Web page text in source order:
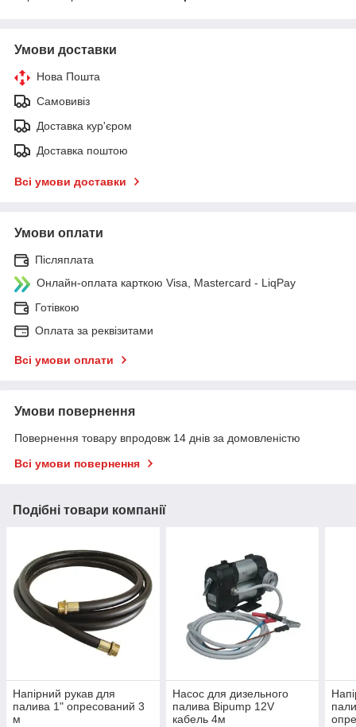
Умови доставки
Нова Пошта
Самовивіз
Доставка кур'єром
Доставка поштою
Всі умови доставки
Умови оплати
Післяплата
Онлайн-оплата карткою Visa, Mastercard - LiqPay
Готівкою
Оплата за реквізитами
Всі умови оплати
Умови повернення
Повернення товару впродовж 14 днів за домовленістю
Всі умови повернення
Подібні товари компанії
Напірний рукав для
палива 1" опресований 3
м
Насос для дизельного
палива Bipump 12V
кабель 4м